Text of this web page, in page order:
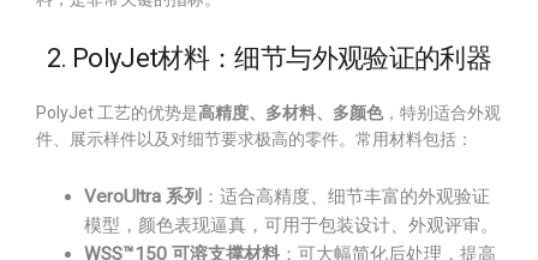
2. PolyJet材料：细节与外观验证的利器
PolyJet 工艺的优势是高精度、多材料、多颜色，特别适合外观
件、展示样件以及对细节要求极高的零件。常用材料包括：
VeroUltra 系列 ：适合高精度、细节丰富的外观验证
模型，颜色表现逼真，可用于包装设计、外观评审。
WSS™150 可溶支撑材料 ：可大幅简化后处理，提高